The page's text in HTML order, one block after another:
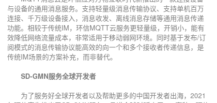
与设备的通用消息服务。支持轻量级消息传输协议、支持单机百万
连接、千万级设备接入，消息收发、离线消息存储等通用消息传递
功能。相较于传统IM，环信MQTT云服务更轻量级，开销小，能有
效降低网络流量成本，非常适用于移动弱网环境。同时基于发布/订
阅模式的消息传输协议能高效的向一个和多个接收者传递信息，是
传统IM场景的方案补充，而非替代。
SD-GMN服务全球开发者
为了服务好全球开发者以及帮助更多的中国开发者出海，2021